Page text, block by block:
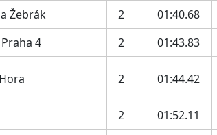
Žebrák 2 01:40.68
4 2 01:43.83
2 01:44.42
2 01:52.11